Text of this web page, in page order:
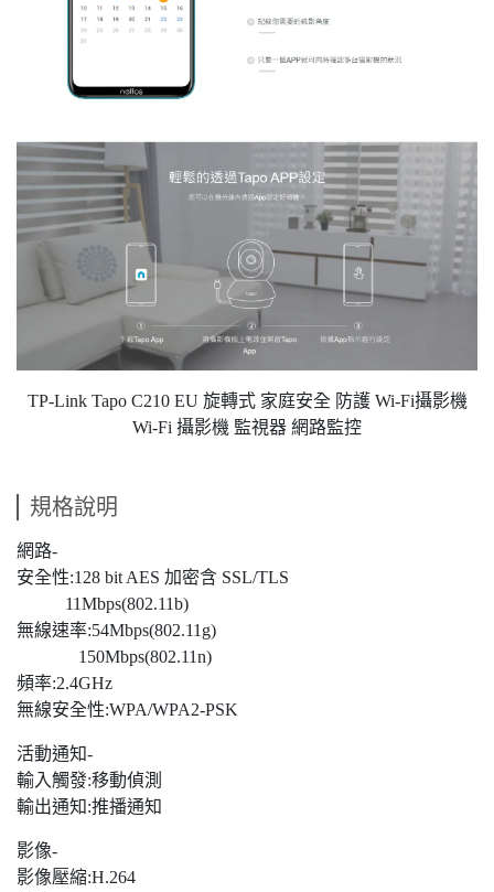
TP-Link Tapo C210 EU 旋轉式 家庭安全 防護 Wi-Fi攝影機
Wi-Fi 攝影機 監視器 網路監控
規格說明
網路-
安全性:128 bit AES 加密含 SSL/TLS
11Mbps(802.11b)
無線速率:54Mbps(802.11g)
150Mbps(802.11n)
頻率:2.4GHz
無線安全性:WPA/WPA2-PSK
活動通知-
輸入觸發:移動偵測
輸出通知:推播通知
影像-
影像壓縮:H.264